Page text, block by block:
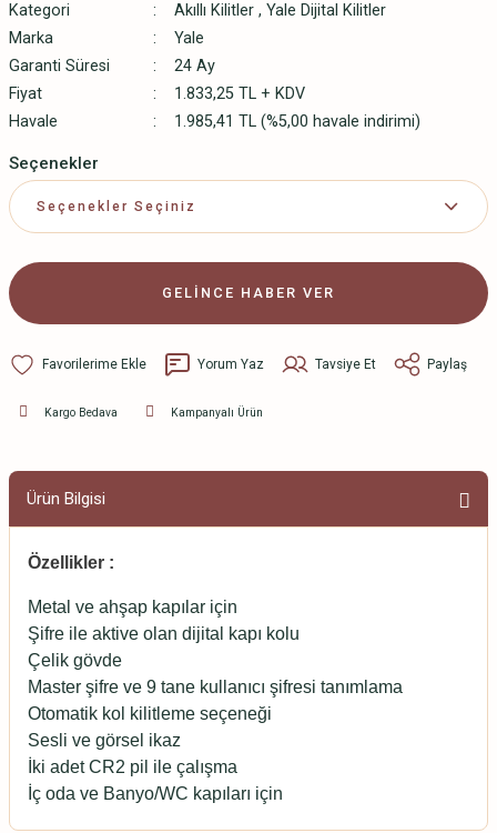
Kategori Akıllı Kilitler , Yale Dijital Kilitler
Marka
Yale
Garanti Süresi
24 Ay
Fiyat
1.833,25 TL + KDV
Havale
1.985,41 TL (%5,00 havale indirimi)
Seçenekler
GELİNCE HABER VER
Yorum Yaz Tavsiye Et Paylaş
Kargo Bedava Kampanyalı Ürün
Ürün Bilgisi
Özellikler :
Metal ve ahşap kapılar için
Şifre ile aktive olan dijital kapı kolu
Çelik gövde
Master şifre ve 9 tane kullanıcı şifresi tanımlama
Otomatik kol kilitleme seçeneği
Sesli ve görsel ikaz
İki adet CR2 pil ile çalışma
İç oda ve Banyo/WC kapıları için